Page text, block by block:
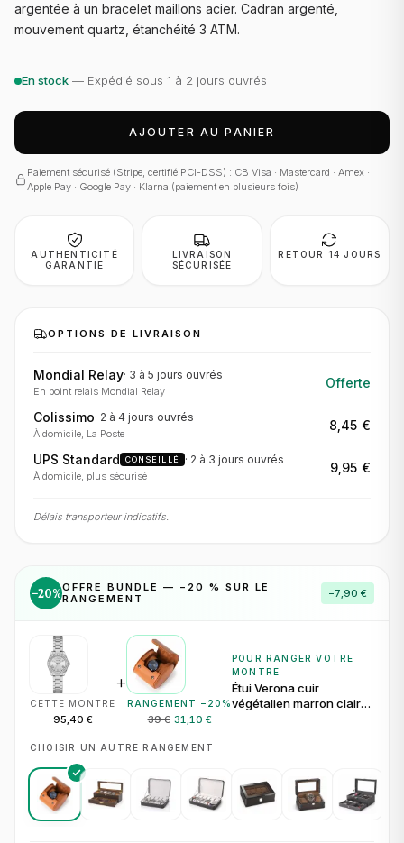
argentée à un bracelet maillons acier. Cadran argenté,
mouvement quartz, étanchéité 3 ATM.
En stock — Expédié sous 1 à 2 jours ouvrés
AJOUTER AU PANIER
Paiement sécurisé (Stripe, certifié PCI-DSS) : CB Visa · Mastercard · Amex ·
Apple Pay · Google Pay · Klarna (paiement en plusieurs fois)
AUTHENTICITÉ
GARANTIE
LIVRAISON
SÉCURISÉE
RETOUR 14 JOURS
OPTIONS DE LIVRAISON
Mondial Relay· 3 à 5 jours ouvrés
En point relais Mondial Relay
Offerte
Colissimo· 2 à 4 jours ouvrés
À domicile, La Poste
8,45 €
UPS Standard CONSEILLÉ · 2 à 3 jours ouvrés
À domicile, plus sécurisé
9,95 €
Délais transporteur indicatifs.
−20%OFFRE BUNDLE — − 20 % SUR LE
RANGEMENT
−7,90 €
CETTE MONTRE
95,40 €
+
RANGEMENT − 20 %
39 € 31,10 €
POUR RANGER VOTRE
MONTRE
Étui Verona cuir
végétalien marron clair
CHOISIR UN AUTRE RANGEMENT